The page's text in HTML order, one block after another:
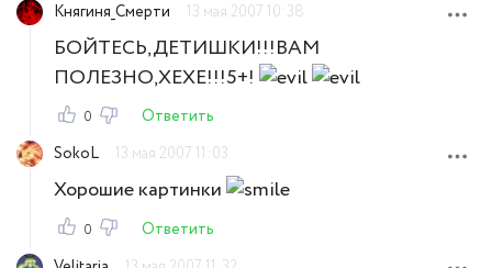
Княгиня_Смерти
13 мая 2007 10:38
БОЙТЕСЬ,ДЕТИШКИ!!!ВАМ
ПОЛЕЗНО,ХЕХЕ!!!5+!
0
Ответить
SokoL
13 мая 2007 11:03
Хорошие картинки
0
Ответить